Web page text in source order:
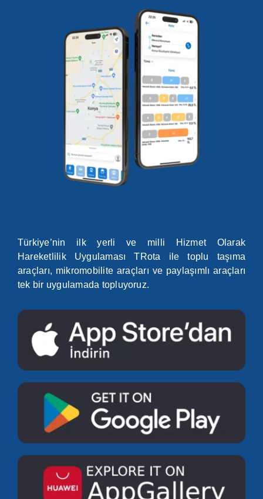
Türkiye’nin ilk yerli ve milli Hizmet Olarak
Hareketlilik Uygulaması TRota ile toplu taşıma
araçları, mikromobilite araçları ve paylaşımlı araçları
tek bir uygulamada topluyoruz.